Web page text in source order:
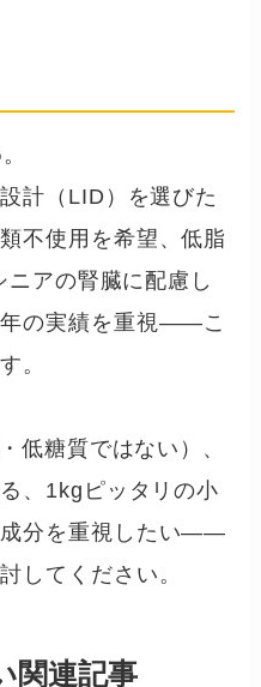
計（LID）を選びた
不使用を希望、低脂
アの腎臓に配慮し
の実績を重視——こ
。
低糖質ではない）、
、1kgピッタリの小
成分を重視したい——
してください。
関連記事